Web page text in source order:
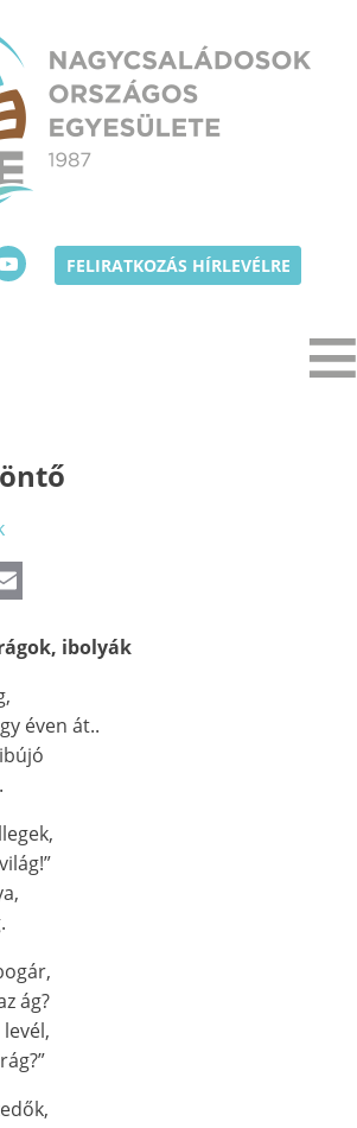
FELIRATKOZÁS HÍRLEVÉLRE
ibolyák
éven át..
ág?